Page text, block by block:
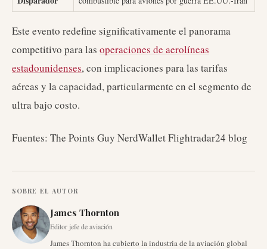
Este evento redefine significativamente el panorama
competitivo para las operaciones de aerolíneas
estadounidenses, con implicaciones para las tarifas
aéreas y la capacidad, particularmente en el segmento de
ultra bajo costo.
Fuentes: The Points Guy NerdWallet Flightradar24 blog
SOBRE EL AUTOR
James Thornton
Editor jefe de aviación
James Thornton ha cubierto la industria de la aviación global